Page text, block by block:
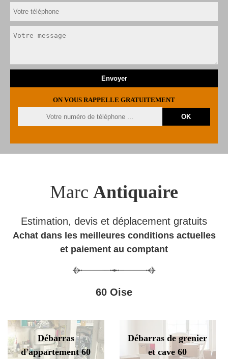
ON VOUS RAPPELLE GRATUITEMENT
Marc Antiquaire
Estimation, devis et déplacement gratuits
Achat dans les meilleures conditions actuelles
et paiement au comptant
60 Oise
Débarras
d'appartement 60
Débarras de grenier
et cave 60